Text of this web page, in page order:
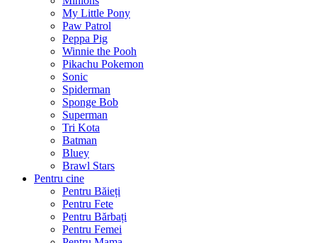
My Little Pony
Paw Patrol
Peppa Pig
Winnie the Pooh
Pikachu Pokemon
Sonic
Spiderman
Sponge Bob
Superman
Tri Kota
Batman
Bluey
Brawl Stars
Pentru cine
Pentru Băieți
Pentru Fete
Pentru Bărbați
Pentru Femei